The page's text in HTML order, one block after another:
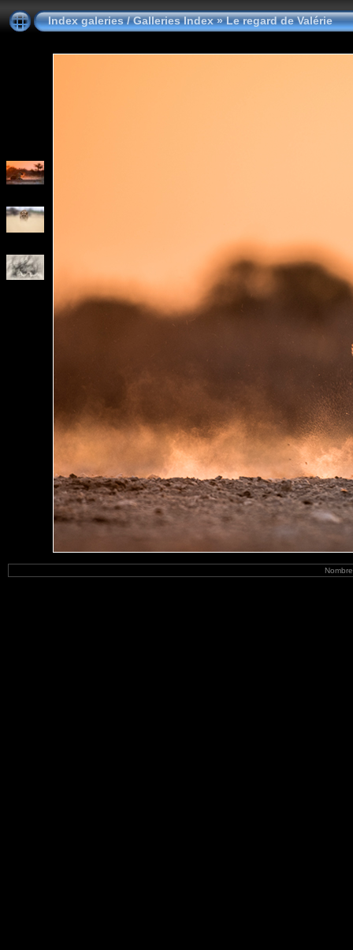
Index galeries / Galleries Index»Le regard de Valérie